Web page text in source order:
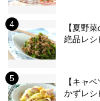
【夏野
絶品レシ
【キャ
かずレシ